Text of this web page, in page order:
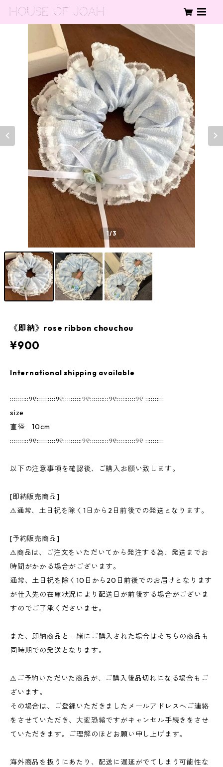
1/3
《即納》rose ribbon chouchou
¥900
International shipping available
::::::::::୨୧::::::::::୨୧::::::::::୨୧::::::::::୨୧::::::::::୨୧ ::::::::::
size
直径 10cm
::::::::::୨୧::::::::::୨୧::::::::::୨୧::::::::::୨୧::::::::::୨୧ ::::::::::
以下の注意事項を確認後、ご購入お願い致します。
[即納販売商品]
⚠︎通常、土日祝を除く1日から2日前後での発送となります。
[予約販売商品]
⚠︎商品は、ご注文をいただいてから発注する為、発送までお
時間がかかる場合がございます。
通常、土日祝を除く10日から20日前後でのお届けとなります
が仕入先の在庫状況により配送日が前後する場合がございま
すのでご了承くださいませ。
また、即納商品と一緒にご購入された場合はそちらの商品も
同時期での発送となります。
⚠︎ご予約いただいた商品が、ご購入後品切れになる場合もご
ざいます。
その場合は、ご登録いただきましたメールアドレスへご連絡
をさせていただき、大変恐縮ですがキャンセル手続きをさせ
ていただきます。ご理解のほどお願い申し上げます。
海外商品を扱うにあたり、配送に遅延がでてしまう可能性な